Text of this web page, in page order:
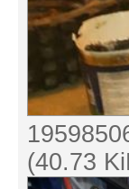
(40.73